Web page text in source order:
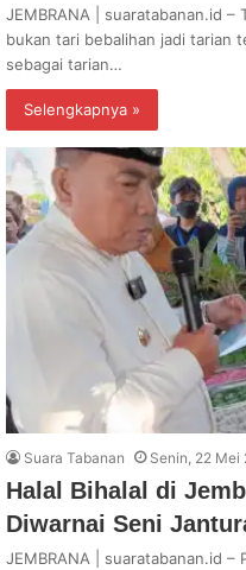
JEMBRANA | suaratabanan.id –
bukan tari bebalihan jadi tarian
sebagai tarian…
Selengkapnya »
Suara Tabanan Senin, 22 Mei
Halal Bihalal di
Diwarnai Seni
JEMBRANA | suaratabanan.id –